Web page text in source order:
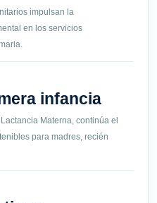
impulsan la
en los servicios
infancia
Materna, continúa el
para madres, recién